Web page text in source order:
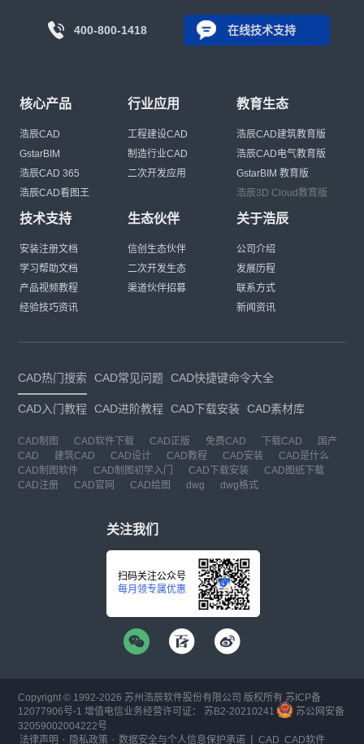
400-800-1418 在线技术支持
核心产品
浩辰CAD
GstarBIM
浩辰CAD 365
浩辰CAD看图王
行业应用
工程建设CAD
制造行业CAD
二次开发应用
教育生态
浩辰CAD建筑教育版
浩辰CAD电气教育版
GstarBIM 教育版
浩辰3D Cloud教育版
技术支持
安装注册文档
学习帮助文档
产品视频教程
经验技巧资讯
生态伙伴
信创生态伙伴
二次开发生态
渠道伙伴招募
关于浩辰
公司介绍
发展历程
联系方式
新闻资讯
CAD热门搜索 CAD常见问题 CAD快捷键命令大全
CAD入门教程 CAD进阶教程 CAD下载安装 CAD素材库
CAD制图 CAD软件下载 CAD正版 免费CAD 下载CAD
国产
CAD
建筑CAD CAD设计 CAD教程 CAD安装
CAD是什么
CAD制图软件
CAD制图初学入门 CAD下载安装
CAD图纸下载
CAD注册
CAD官网 CAD绘图 dwg dwg格式
关注我们
扫码关注公众号
每月领专属优惠
Copyright © 1992-2026 苏州浩辰软件股份有限公司 版权所有 苏ICP备
12077906号-1 增值电信业务经营许可证： 苏B2-20210241
苏公网安备
32059002004222号
法律声明 · 隐私政策 ·数据安全与个人信息保护承诺 | CAD CAD软件